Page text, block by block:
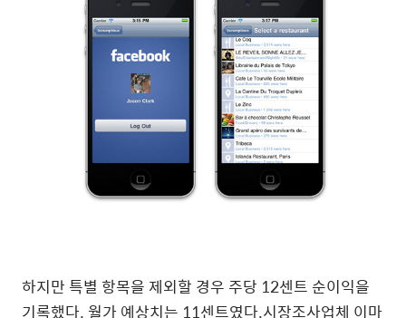
하지만 특별 항목을 제외할 경우 주당 12센트 순이익을
기록했다. 월가 예상치는 11센트였다.시장조사업체 이마